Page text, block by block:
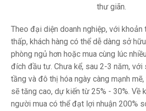
thư giãn.
Theo đại diện doanh nghiệp, với khoản
thấp, khách hàng có thể dễ dàng sở
phòng ngủ hơn hoặc mua cùng lúc
đích đầu tư. Chưa kể, sau 2-3 năm, với
tầng và đô thị hóa ngày càng mạnh
sẽ tăng cao, dự kiến từ 25% - 30%. Về
người mua có thể đạt lợi nhuận 200%